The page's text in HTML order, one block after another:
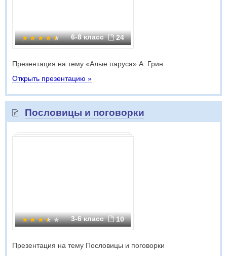
6-8 класс 24
Презентация на тему «Алые паруса» А. Грин
Открыть презентацию »
Пословицы и поговорки
3-6 класс 10
Презентация на тему Пословицы и поговорки